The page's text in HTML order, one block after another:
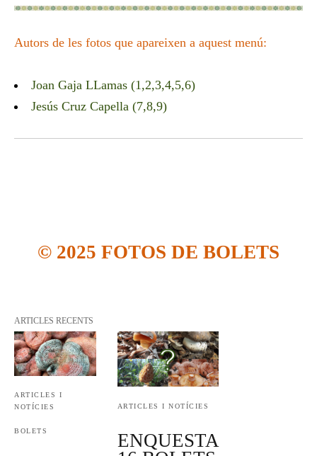
Autors de les fotos que apareixen a aquest menú:
Joan Gaja LLamas (1,2,3,4,5,6)
Jesús Cruz Capella (7,8,9)
© 2025 FOTOS DE BOLETS
ARTICLES RECENTS
ARTICLES I
NOTÍCIES
BOLETS
ARTICLES I NOTÍCIES
ENQUESTA